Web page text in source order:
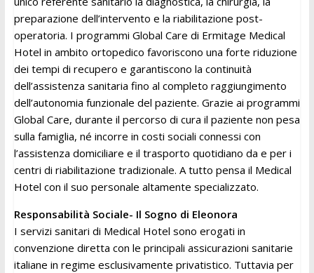
preparazione dell’intervento e la riabilitazione post-
operatoria. I programmi Global Care di Ermitage Medical
Hotel in ambito ortopedico favoriscono una forte riduzione
dei tempi di recupero e garantiscono la continuità
dell’assistenza sanitaria fino al completo raggiungimento
dell’autonomia funzionale del paziente. Grazie ai programmi
Global Care, durante il percorso di cura il paziente non pesa
sulla famiglia, né incorre in costi sociali connessi con
l’assistenza domiciliare e il trasporto quotidiano da e per i
centri di riabilitazione tradizionale. A tutto pensa il Medical
Hotel con il suo personale altamente specializzato.
Responsabilità Sociale- Il Sogno di Eleonora
I servizi sanitari di Medical Hotel sono erogati in
convenzione diretta con le principali assicurazioni sanitarie
italiane in regime esclusivamente privatistico. Tuttavia per